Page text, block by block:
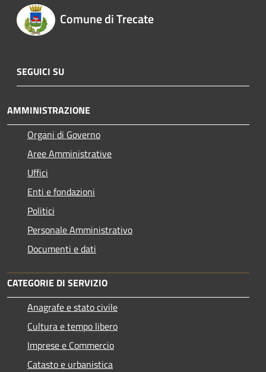
Comune di Trecate
SEGUICI SU
AMMINISTRAZIONE
Organi di Governo
Aree Amministrative
Uffici
Enti e fondazioni
Politici
Personale Amministrativo
Documenti e dati
CATEGORIE DI SERVIZIO
Anagrafe e stato civile
Cultura e tempo libero
Imprese e Commercio
Catasto e urbanistica